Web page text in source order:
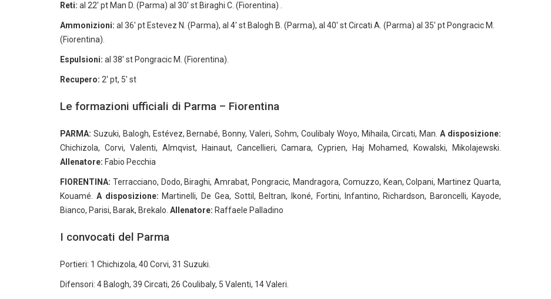
Reti: al 22′ pt Man D. (Parma) al 30′ st Biraghi C. (Fiorentina) .
Ammonizioni: al 36′ pt Estevez N. (Parma), al 4′ st Balogh B. (Parma), al 40′ st Circati A. (Parma) al 35′ pt Pongracic M.
(Fiorentina).
Espulsioni: al 38′ st Pongracic M. (Fiorentina).
Recupero: 2′ pt, 5′ st
Le formazioni ufficiali di Parma – Fiorentina
PARMA: Suzuki, Balogh, Estévez, Bernabé, Bonny, Valeri, Sohm, Coulibaly Woyo, Mihaila, Circati, Man.A disposizione:
Chichizola, Corvi, Valenti, Almqvist, Hainaut, Cancellieri, Camara, Cyprien, Haj Mohamed, Kowalski, Mikolajewski.
Allenatore: Fabio Pecchia
FIORENTINA: Terracciano, Dodo, Biraghi, Amrabat, Pongracic, Mandragora, Comuzzo, Kean, Colpani, Martinez Quarta,
Kouamé. A disposizione: Martinelli, De Gea, Sottil, Beltran, Ikoné, Fortini, Infantino, Richardson, Baroncelli, Kayode,
Bianco, Parisi, Barak, Brekalo. Allenatore: Raffaele Palladino
I convocati del Parma
Portieri: 1 Chichizola, 40 Corvi, 31 Suzuki.
Difensori: 4 Balogh, 39 Circati, 26 Coulibaly, 5 Valenti, 14 Valeri.